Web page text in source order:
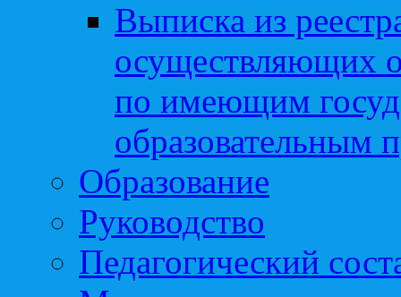
Выписка из
осуществляющих
по имеющим
образовательным
Образование
Руководство
Педагогический